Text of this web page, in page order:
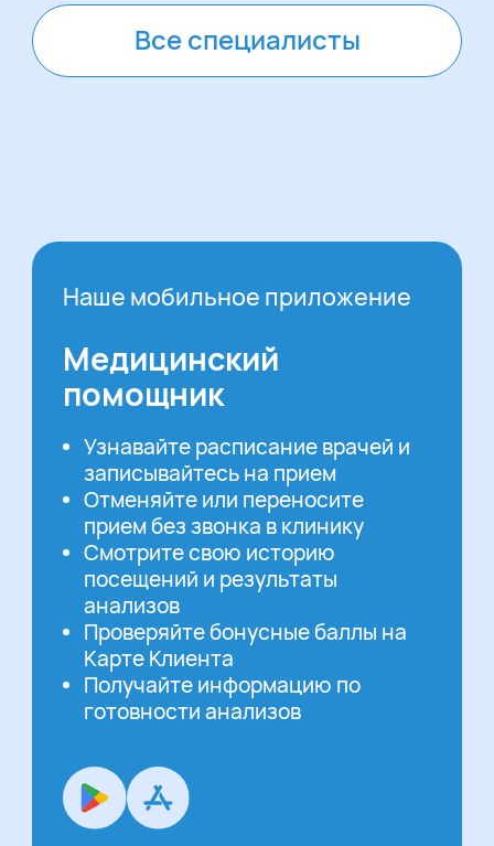
Все специалисты
Наше мобильное приложение
Медицинский
помощник
Узнавайте расписание врачей и
записывайтесь на прием
Отменяйте или переносите
прием без звонка в клинику
Смотрите свою историю
посещений и результаты
анализов
Проверяйте бонусные баллы на
Карте Клиента
Получайте информацию по
готовности анализов